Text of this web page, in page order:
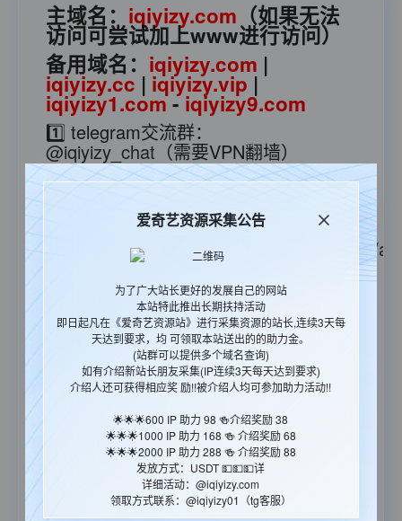
主域名： iqiyizy.com （如果无法
访问可尝试加上www进行访问）
备用域名： iqiyizy.com |
iqiyizy.cc | iqiyizy.vip |
iqiyizy1.com-iqiyizy9.com
1️⃣ telegram交流群：
@iqiyizy_chat （需要VPN翻墙）
2️⃣ 苹果cms采集json接口：
https://iqiyizyapi.com/api.php/provide/vod
3️⃣ 苹果cms采集xml接口：
https://iqiyizyapi.com/api.php/provide/vod/
6️⃣ 爱奇艺无广告解析：
https://www.iqiyizyjx.com/?url=
🎉🎉🎉爱奇艺播放计费系统（万IP=100
元 满100提现 支持：支付宝/银行卡/微
信/USDT）：https://iqyzanzhu.vip
🔔 在采集的时候如果出现xml出错，建议你更改一下
采集插件里的采集时间间隔那一项，调整到10左右，
就能基本解决问题了。
😇本站图片地址每日更换,请勿调用! 采集的同时，请
爱奇艺资源采集公告
为了广大站长更好的发展自己的网站
本站特此推出长期扶持活动
即日起凡在《爱奇艺资源站》进行采集资源的站长,连续3天每
天达到要求，均 可领取本站送出的的助力金。
(站群可以提供多个域名查询)
如有介绍新站长朋友采集(IP连续3天每天达到要求)
介绍人还可获得相应奖 励!!被介绍人均可参加助力活动!!
🌟🌟🌟600 IP 助力 98 🍻介绍奖励 38
🌟🌟🌟1000 IP 助力 168 🍻 介绍奖励 68
🌟🌟🌟2000 IP 助力 288 🍻 介绍奖励 88
发放方式：USDT 💵💵💵详
详细活动：@iqiyizy.com
领取方式联系：@iqiyizy01（tg客服）